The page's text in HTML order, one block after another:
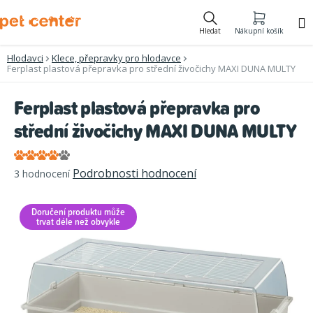
na
Hledat Nákupní košík
Hlodavci
Klece, přepravky pro hlodavce
Ferplast plastová přepravka pro střední živočichy MAXI DUNA MULTY
Ferplast plastová přepravka pro
střední živočichy MAXI DUNA MULTY
Průměrné
hodnocení
je
4,3
hvězdiček.
3 hodnocení Podrobnosti hodnocení
Doručení produktu může
trvat déle než obvykle